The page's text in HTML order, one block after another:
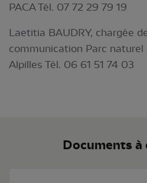
PACA Tél. 07 72 29 79 19
Laetitia BAUDRY, chargée
communication Parc naturel
Alpilles Tél. 06 61 51 74 03
Documents